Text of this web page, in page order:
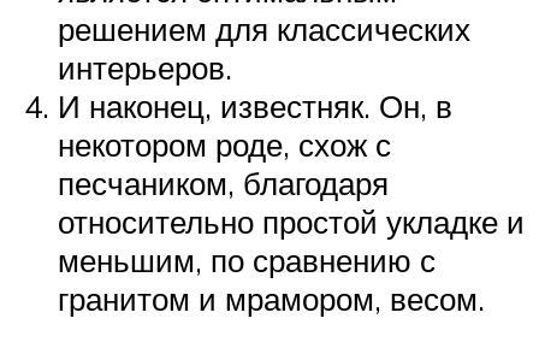
решением для классических
интерьеров.
И наконец, известняк. Он, в
некотором роде, схож с
песчаником, благодаря
относительно простой укладке и
меньшим, по сравнению с
гранитом и мрамором, весом.